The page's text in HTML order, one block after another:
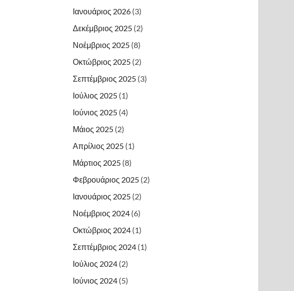
Ιανουάριος 2026 (3)
Δεκέμβριος 2025 (2)
Νοέμβριος 2025 (8)
Οκτώβριος 2025 (2)
Σεπτέμβριος 2025 (3)
Ιούλιος 2025 (1)
Ιούνιος 2025 (4)
Μάιος 2025 (2)
Απρίλιος 2025 (1)
Μάρτιος 2025 (8)
Φεβρουάριος 2025 (2)
Ιανουάριος 2025 (2)
Νοέμβριος 2024 (6)
Οκτώβριος 2024 (1)
Σεπτέμβριος 2024 (1)
Ιούλιος 2024 (2)
Ιούνιος 2024 (5)